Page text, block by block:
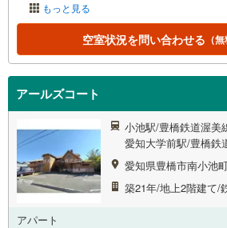
もっと見る
空室状況を問い合わせる （
アールズコート
小池駅/豊橋鉄道渥美
愛知大学前駅/豊橋鉄
愛知県豊橋市南小池
築21年/地上2階建て/
アパート